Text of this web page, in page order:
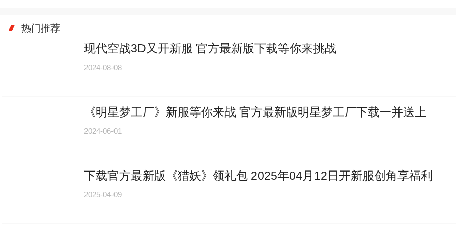
热门推荐
现代空战3D又开新服 官方最新版下载等你来挑战
2024-08-08
《明星梦工厂》新服等你来战 官方最新版明星梦工厂下载一并送上
2024-06-01
下载官方最新版《猎妖》领礼包 2025年04月12日开新服创角享福利
2025-04-09